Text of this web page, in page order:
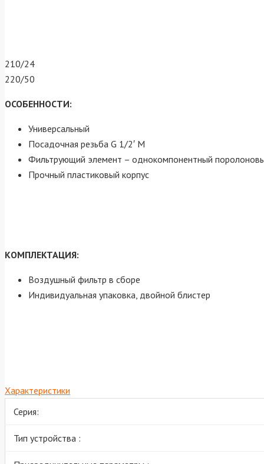
210/24
220/50
ОСОБЕННОСТИ:
Универсальный
Посадочная резьба G 1/2′ M
Фильтрующий элемент – однокомпонентный
Прочный пластиковый корпус
КОМПЛЕКТАЦИЯ:
Воздушный фильтр в сборе
Индивидуальная упаковка, двойной блистер
Характеристики
Серия:
Тип устройства :